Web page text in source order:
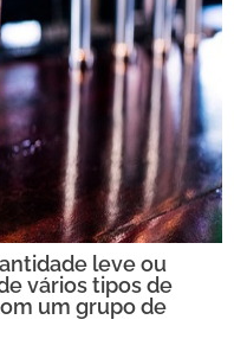
leve ou
vários tipos de
um grupo de